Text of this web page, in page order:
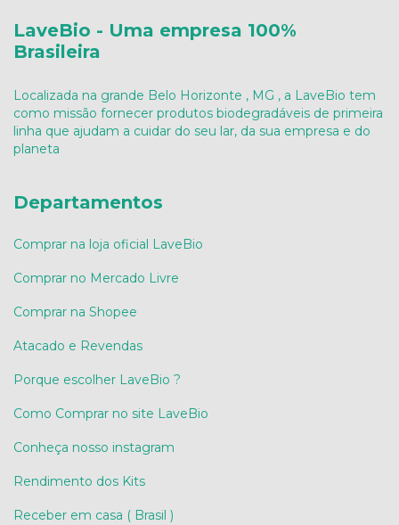
LaveBio - Uma empresa 100%
Brasileira
Localizada na grande Belo Horizonte , MG , a LaveBio tem
como missão fornecer produtos biodegradáveis de primeira
linha que ajudam a cuidar do seu lar, da sua empresa e do
planeta
Departamentos
Comprar na loja oficial LaveBio
Comprar no Mercado Livre
Comprar na Shopee
Atacado e Revendas
Porque escolher LaveBio ?
Como Comprar no site LaveBio
Conheça nosso instagram
Rendimento dos Kits
Receber em casa ( Brasil )